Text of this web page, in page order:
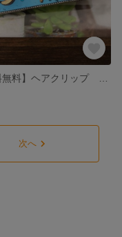
次へ